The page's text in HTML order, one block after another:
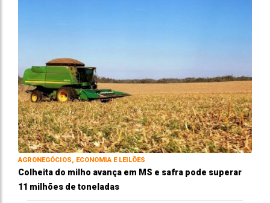
AGRONEGÓCIOS, ECONOMIA E LEILÕES
Colheita do milho avança em MS e safra pode superar
11 milhões de toneladas